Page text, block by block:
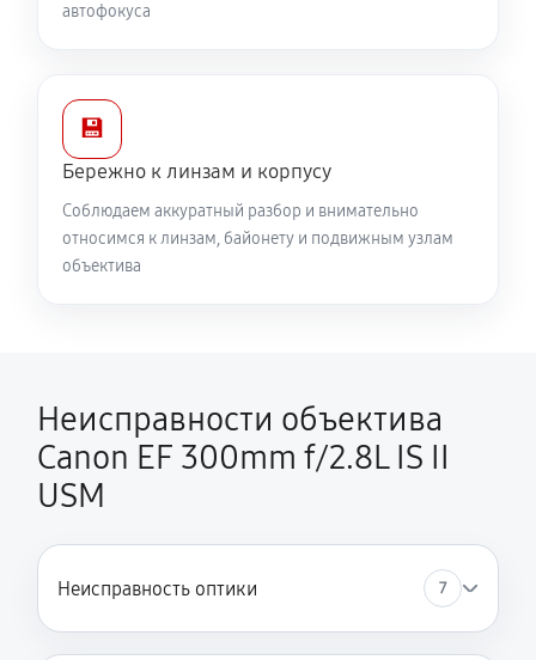
автофокуса
💾
Бережно к линзам и корпусу
Соблюдаем аккуратный разбор и внимательно
относимся к линзам, байонету и подвижным узлам
объектива
Неисправности объектива
Canon EF 300mm f/2.8L IS II
USM
Неисправность оптики 7